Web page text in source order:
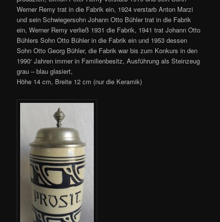
Werner Remy trat in die Fabrik ein, 1924 verstarb Anton Marzi
und sein Schwiegersohn Johann Otto Bühler trat in die Fabrik
ein, Werner Remy verließ 1931 die Fabrik, 1941 trat Johann Otto
Bühlers Sohn Otto Bühler in die Fabrik ein und 1953 dessen
Sohn Otto Georg Bühler, die Fabrik war bis zum Konkurs in den
1990‘ Jahren immer in Familienbesitz, Ausführung als Steinzeug
grau – blau glasiert,
Höhe 14 cm, Breite 12 cm (nur die Keramik)